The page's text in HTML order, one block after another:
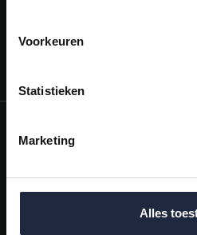
Voorkeuren
Statistieken
Marketing
Alles
Categorieën